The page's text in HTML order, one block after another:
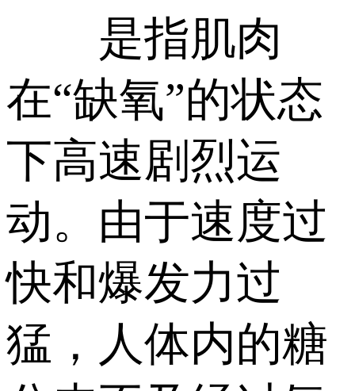
是指肌肉
在“缺氧”的状态
下高速剧烈运
动。由于速度过
快和爆发力过
猛，人体内的糖